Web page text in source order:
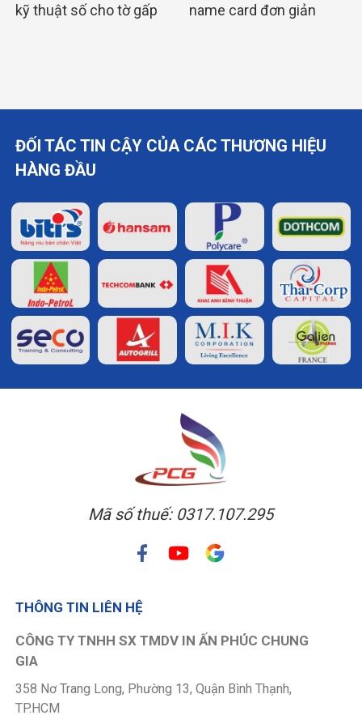
kỹ thuật số cho tờ gấp
name card đơn giản
ĐỐI TÁC TIN CẬY CỦA CÁC THƯƠNG HIỆU
HÀNG ĐẦU
Mã số thuế: 0317.107.295
THÔNG TIN LIÊN HỆ
CÔNG TY TNHH SX TMDV IN ẤN PHÚC CHUNG
GIA
358 Nơ Trang Long, Phường 13, Quận Bình Thạnh,
TP.HCM